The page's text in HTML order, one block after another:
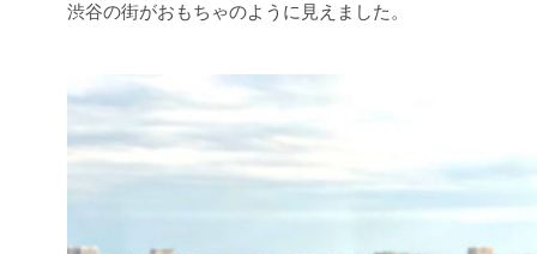
渋谷の街がおもちゃのように見えました。